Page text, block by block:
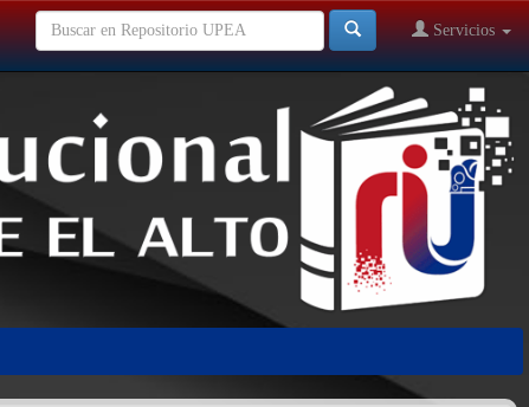
Servicios